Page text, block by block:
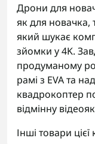
Дрони для
як для новачка,
який шукає
зйомки у 4K.
продуманому
рамі з EVA та
квадрокоптер
відмінну
Інші товари цієї